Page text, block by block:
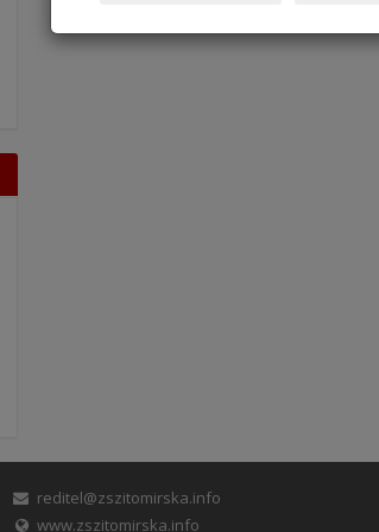
reditel@zszitomirska.info
www.zszitomirska.info